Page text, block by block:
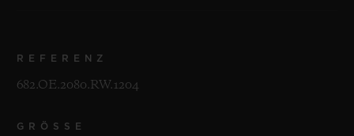
REFERENZ
682.OE.2080.RW.1204
GRÖSSE